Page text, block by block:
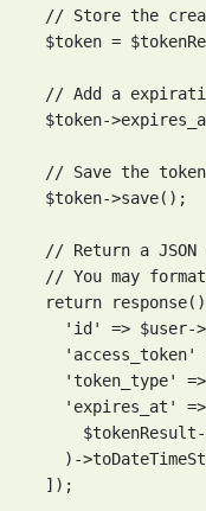
// Store the
$token =
// Add a
$token-
// Save the
  $token->save();
// Return a JSON
// You may
return
'id' => $user-
'access_token'
'token_type'
'expires_at'
)-
  ]);